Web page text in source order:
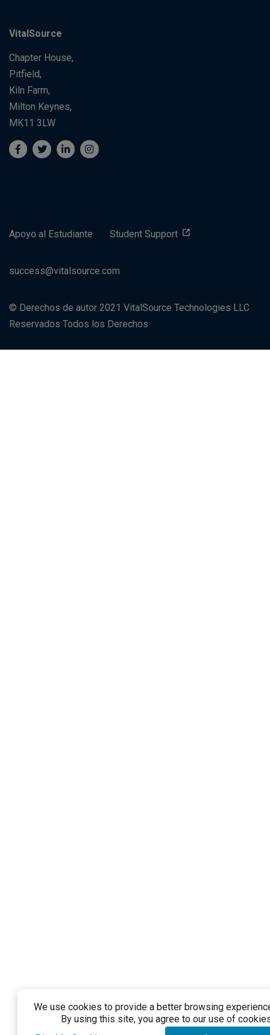
We use cookies to provide a better browsing
By using this site, you agree to our use of
VitalSource
Chapter House,
Pitfield,
Kiln Farm,
Milton Keynes,
MK11 3LW
Apoyo al Estudiante Student Support
success@vitalsource.com
© Derechos de autor 2021 VitalSource Technologies LLC
Reservados Todos los Derechos